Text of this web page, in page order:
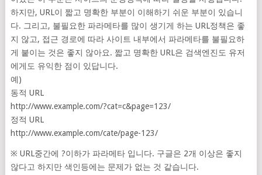
하지만, URL이 짧고 명확한 부분이 이해하기 쉬운 부분이 있습니
다. 그리고, 불필요한 파라메타를 많이 생기게 하는 URL정책은 좋
지 않고, 접근 경로에 따라 사이트 내부에서 파라메타를 불필요하
게 붙이는 것은 좋지 않아요. 짧고 명확한 URL은 검색엔진도 유저
에게도 유익한 점이 있답니다.
예)
동적 URL
http://www.example.com/?cat=c&page=123/
정적 URL
http://www.example.com/cate/page-123/
※ URL중간에 ?이하가 파라메타 입니다. 구글은 2개 이상은 좋지
않다고 하지만 색인등에는 문제가 없는 것 같습니다.